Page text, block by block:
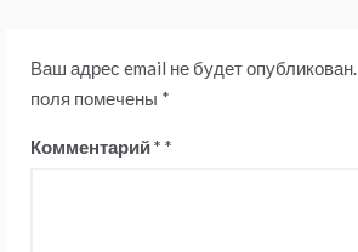
Ваш адрес email не будет опубликован.
поля помечены *
Комментарий*